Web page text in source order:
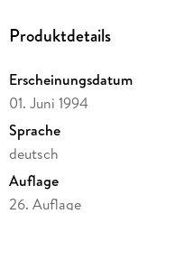
Produktdetails
Erscheinungsdatum
01. Juni 1994
Sprache
deutsch
Auflage
26. Auflage